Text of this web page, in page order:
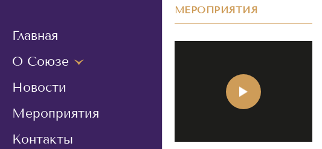
Главная
О Союзе
Новости
Мероприятия
Контакты
МЕРОПРИЯТИЯ